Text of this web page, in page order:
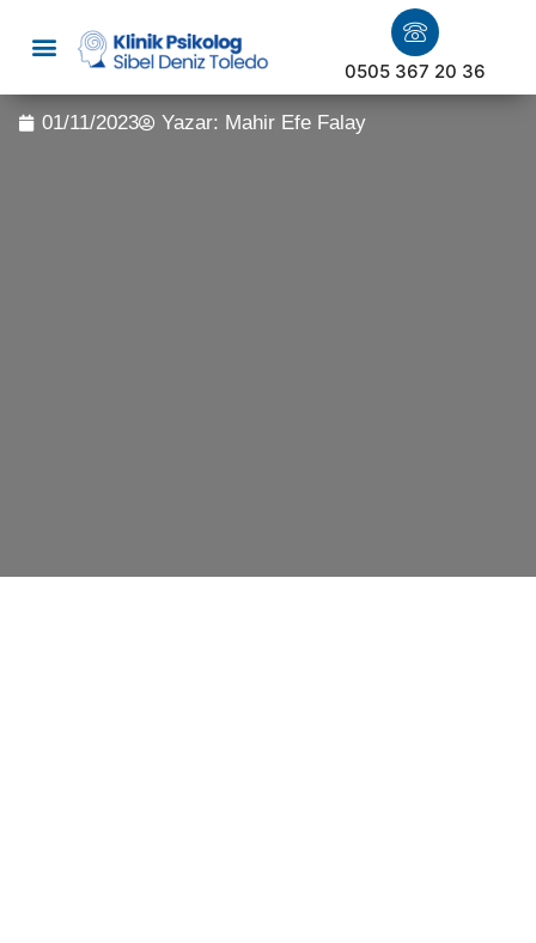
0505 367 20 36
01/11/2023 Yazar: Mahir Efe Falay